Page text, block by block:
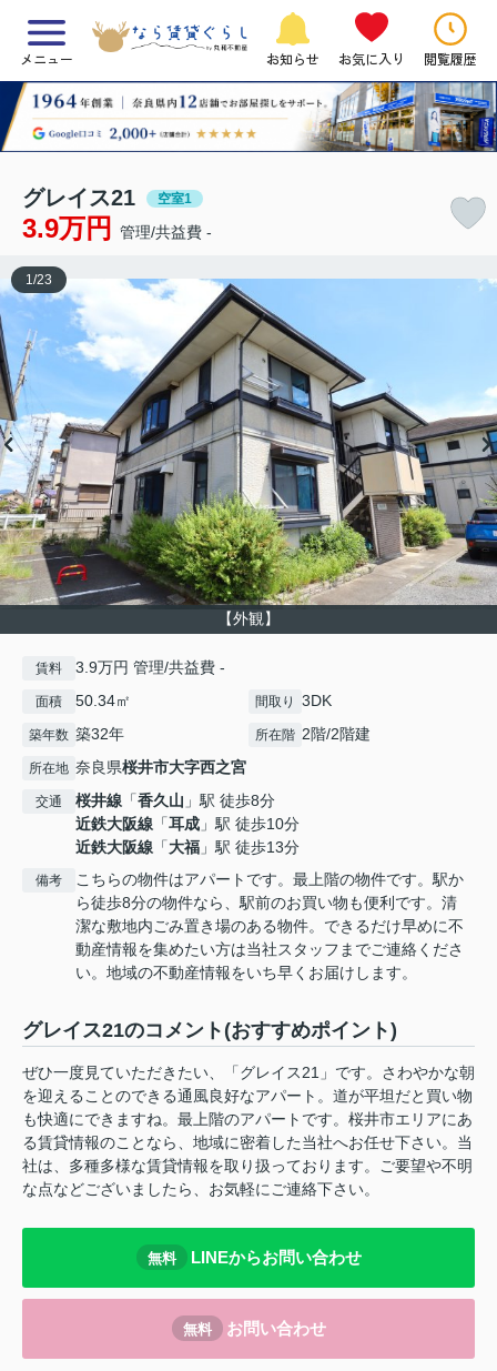
メニュー お知らせ お気に入り 閲覧履歴
グレイス21 空室1
3.9万円 管理/共益費 -
【外観】
1/23
賃料 3.9万円 管理/共益費 -
面積 50.34㎡ 間取り 3DK
築年数 築32年 所在階 2階/2階建
所在地 奈良県桜井市大字西之宮
交通 桜井線 「香久山 」駅 徒歩8分
近鉄大阪線 「耳成 」駅 徒歩10分
近鉄大阪線 「大福 」駅 徒歩13分
備考
こちらの物件はアパートです。最上階の物件です。駅か
ら徒歩8分の物件なら、駅前のお買い物も便利です。清
潔な敷地内ごみ置き場のある物件。できるだけ早めに不
動産情報を集めたい方は当社スタッフまでご連絡くださ
い。地域の不動産情報をいち早くお届けします。
グレイス21のコメント(おすすめポイント)
ぜひ一度見ていただきたい、「グレイス21」です。さわやかな朝
を迎えることのできる通風良好なアパート。道が平坦だと買い物
も快適にできますね。最上階のアパートです。桜井市エリアにあ
る賃貸情報のことなら、地域に密着した当社へお任せ下さい。当
社は、多種多様な賃貸情報を取り扱っております。ご要望や不明
な点などございましたら、お気軽にご連絡下さい。
無料 LINEからお問い合わせ
無料 お問い合わせ